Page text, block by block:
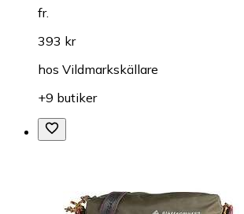
fr.
393 kr
hos Vildmarkskällare
+9 butiker